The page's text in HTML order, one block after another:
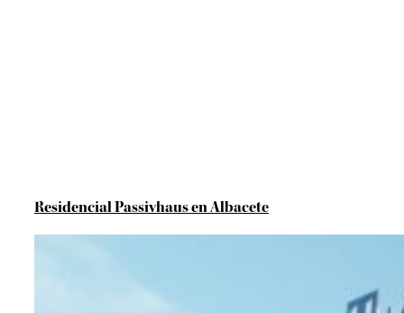
Residencial Passivhaus en Albacete